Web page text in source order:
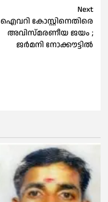
Next
ഐവറി കോസ്റ്റിനെതിരെ
അവിസ്മരണീയ ജയം ;
ജര്‍മനി നോക്കൗട്ടില്‍